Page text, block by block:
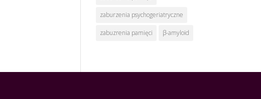
zaburzenia psychogeriatryczne
zabuzrenia pamięci β-amyloid